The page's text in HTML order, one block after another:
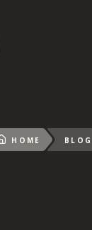
HOME BLOG